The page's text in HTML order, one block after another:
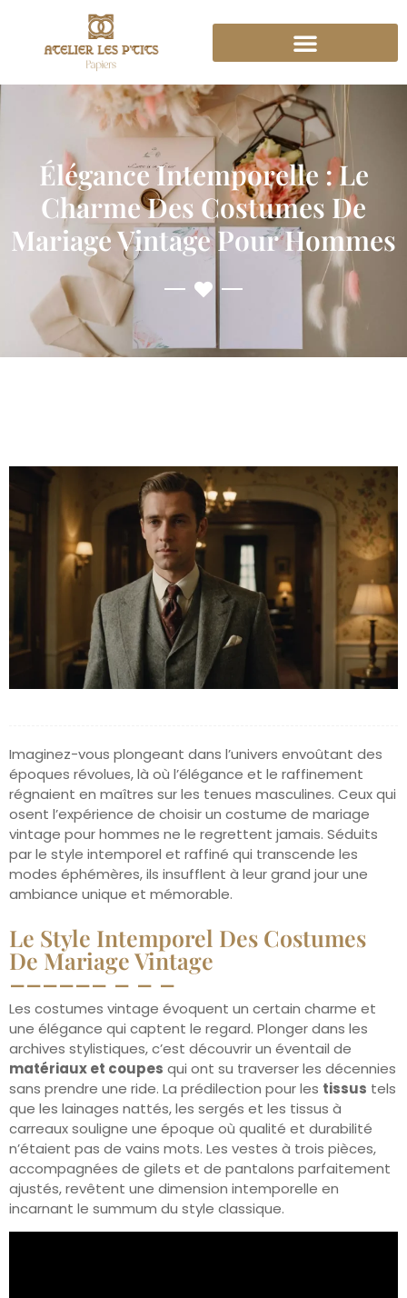
Élégance Intemporelle : Le
Charme Des Costumes De
Mariage Vintage Pour Hommes
Imaginez-vous plongeant dans l’univers envoûtant des
époques révolues, là où l’élégance et le raffinement
régnaient en maîtres sur les tenues masculines. Ceux qui
osent l’expérience de choisir un costume de mariage
vintage pour hommes ne le regrettent jamais. Séduits
par le style intemporel et raffiné qui transcende les
modes éphémères, ils insufflent à leur grand jour une
ambiance unique et mémorable.
Le Style Intemporel Des Costumes
De Mariage Vintage
Les costumes vintage évoquent un certain charme et
une élégance qui captent le regard. Plonger dans les
archives stylistiques, c’est découvrir un éventail de
matériaux et coupes qui ont su traverser les décennies
sans prendre une ride. La prédilection pour les tissus tels
que les lainages nattés, les sergés et les tissus à
carreaux souligne une époque où qualité et durabilité
n’étaient pas de vains mots. Les vestes à trois pièces,
accompagnées de gilets et de pantalons parfaitement
ajustés, revêtent une dimension intemporelle en
incarnant le summum du style classique.